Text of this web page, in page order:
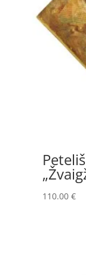
110.00 €